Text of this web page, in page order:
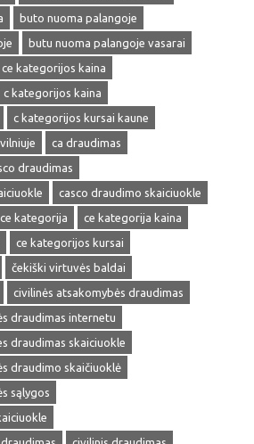
buto nuoma palangoje
butu nuoma palangoje vasarai
ce kategorijos kaina
c kategorijos kaina
c kategorijos kursai kaune
ca draudimas
draudimas
casco draudimo skaiciuokle
ce kategorija
ce kategorija kaina
ce kategorijos kursai
čekiški virtuvės baldai
civilinės atsakomybės draudimas
draudimas internetu
draudimas skaiciuokle
draudimo skaičiuoklė
sąlygos